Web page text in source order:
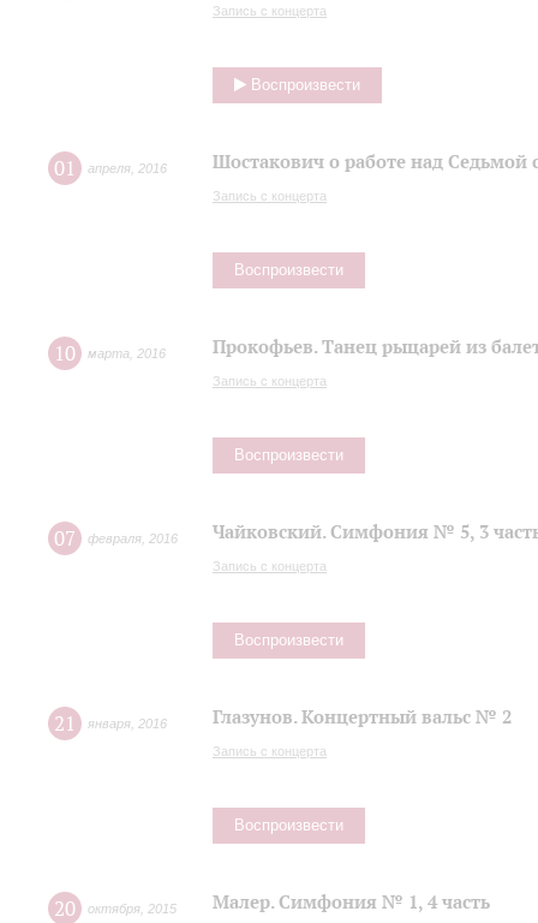
Запись с концерта
Воспроизвести
01 апреля 2016 Шостакович о работе над
Запись с концерта
Воспроизвести
10 марта 2016 Прокофьев. Танец рыцарей из
Запись с концерта
Воспроизвести
07 февраля 2016 Чайковский. Симфония № 5, 3
Запись с концерта
Воспроизвести
21 января 2016 Глазунов. Концертный вальс № 2
Запись с концерта
Воспроизвести
20 октября 2015 Малер. Симфония № 1, 4 часть